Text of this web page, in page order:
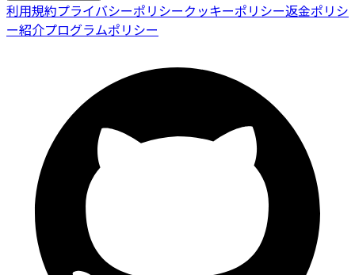
利用規約プライバシーポリシークッキーポリシー返金ポリシ
ー紹介プログラムポリシー